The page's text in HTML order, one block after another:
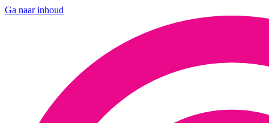
Ga naar inhoud